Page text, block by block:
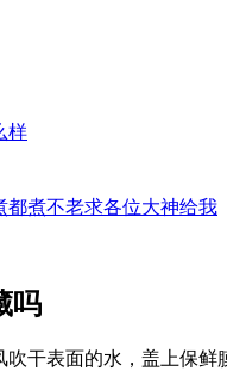
样
都煮不老求各位大神给我
吗
干表面的水，盖上保